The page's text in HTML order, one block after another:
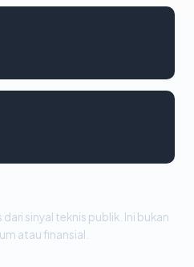
sinyal teknis publik. Ini bukan
atau finansial.